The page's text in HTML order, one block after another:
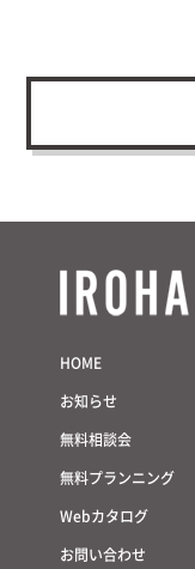
HOME
お知らせ
無料相談会
無料プランニング
Webカタログ
お問い合わせ